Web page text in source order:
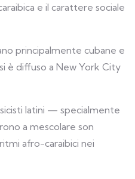
e il carattere sociale
principalmente cubane e
è diffuso a New York City
latini — specialmente
a mescolare son
afro-caraibici nei